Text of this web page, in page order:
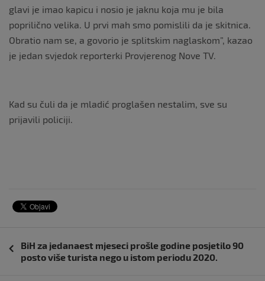
glavi je imao kapicu i nosio je jaknu koja mu je bila
poprilično velika. U prvi mah smo pomislili da je skitnica.
Obratio nam se, a govorio je splitskim naglaskom”, kazao
je jedan svjedok reporterki Provjerenog Nove TV.
Kad su čuli da je mladić proglašen nestalim, sve su
prijavili policiji.
objava
BiH za jedanaest mjeseci prošle godine posjetilo 90
posto više turista nego u istom periodu 2020.